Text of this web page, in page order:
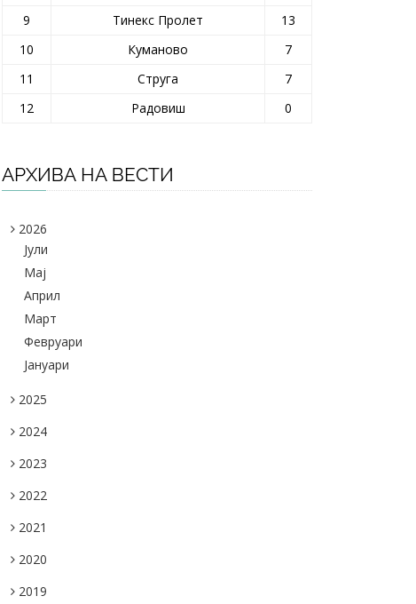
9
Тинекс Пролет
13
10
Куманово
7
11
Струга
7
12
Радовиш 0
АРХИВА НА ВЕСТИ
2026
Јули
Maj
Април
Март
Февруари
Јануари
2025
2024
2023
2022
2021
2020
2019